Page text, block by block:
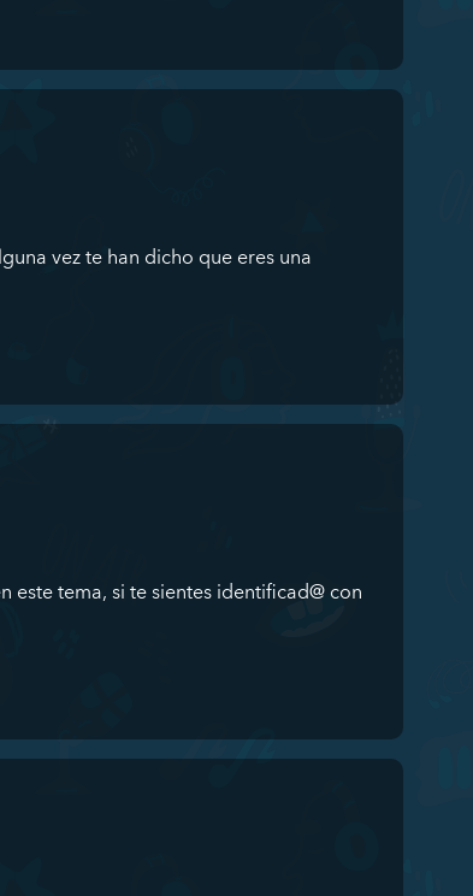
vez te han dicho que eres una
este tema, si te sientes identificad@ con